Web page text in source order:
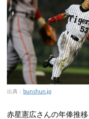
出典： bunshun.jp
赤星憲広さんの年俸推移